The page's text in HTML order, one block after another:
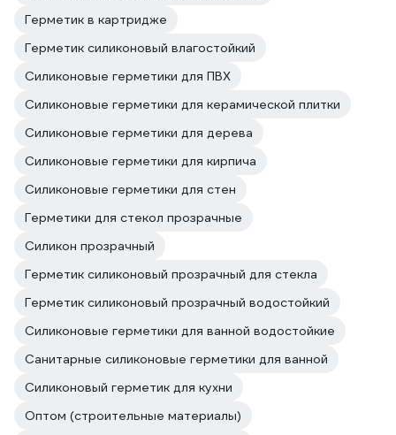
Герметик в картридже
Герметик силиконовый влагостойкий
Силиконовые герметики для ПВХ
Силиконовые герметики для керамической плитки
Силиконовые герметики для дерева
Силиконовые герметики для кирпича
Силиконовые герметики для стен
Герметики для стекол прозрачные
Силикон прозрачный
Герметик силиконовый прозрачный для стекла
Герметик силиконовый прозрачный водостойкий
Силиконовые герметики для ванной водостойкие
Санитарные силиконовые герметики для ванной
Силиконовый герметик для кухни
Оптом (строительные материалы)